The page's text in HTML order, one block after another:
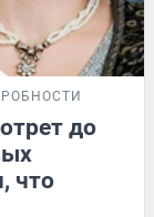
до
что